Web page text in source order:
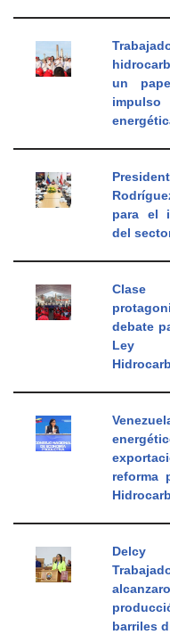
un
para el
del
debate
Ley
reforma
barriles